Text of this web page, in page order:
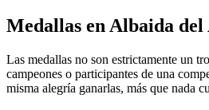
Medallas en Albaida
Las medallas no son estrictamente un
campeones o participantes de una
misma alegría ganarlas, más que nada